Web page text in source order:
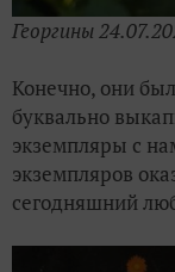
Георгины
Конечно, они
буквально
экземпляры с
экземпляров
сегодняшний